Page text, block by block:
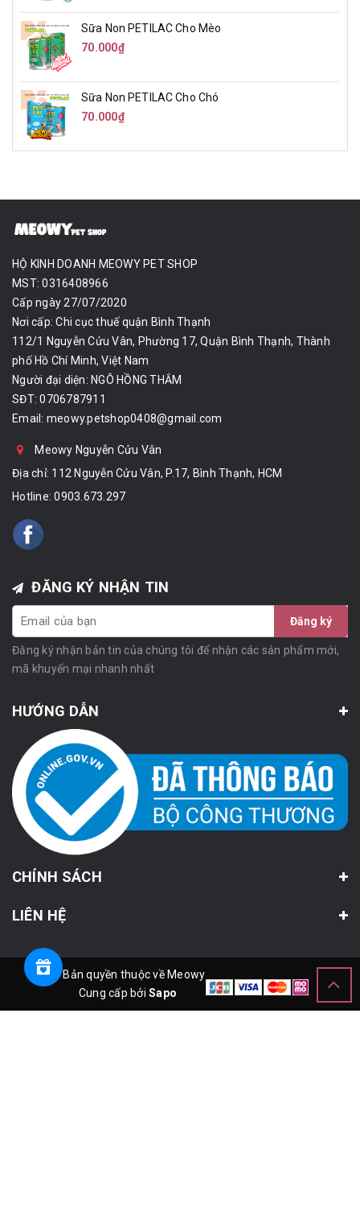
Sữa Non PETILAC Cho Mèo
70.000₫
Sữa Non PETILAC Cho Chó
70.000₫
HỘ KINH DOANH MEOWY PET SHOP
MST: 0316408966
Cấp ngày 27/07/2020
Nơi cấp: Chi cục thuế quận Bình Thạnh
112/1 Nguyễn Cửu Vân, Phường 17, Quận Bình Thạnh, Thành
phố Hồ Chí Minh, Việt Nam
Người đại diện: NGÔ HỒNG THẮM
SĐT: 0706787911
Email: meowy.petshop0408@gmail.com
Meowy Nguyễn Cửu Vân
Địa chỉ: 112 Nguyễn Cửu Vân, P.17, Bình Thạnh, HCM
Hotline:0903.673.297
ĐĂNG KÝ NHẬN TIN
Đăng ký
Đăng ký nhận bản tin của chúng tôi để nhận các sản phẩm mới,
mã khuyến mại nhanh nhất
HƯỚNG DẪN
CHÍNH SÁCH
LIÊN HỆ
© Bản quyền thuộc về Meowy
Cung cấp bởiSapo